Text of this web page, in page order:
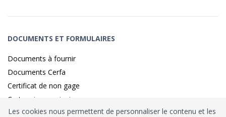
DOCUMENTS ET FORMULAIRES
Documents à fournir
Documents Cerfa
Certificat de non gage
Carte grise provisoire
Les cookies nous permettent de personnaliser le contenu et les